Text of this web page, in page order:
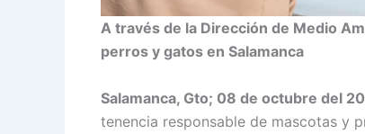
A través de la Dirección de Medio
perros y gatos en Salamanca
Salamanca, Gto; 08 de octubre del
tenencia responsable de mascotas y